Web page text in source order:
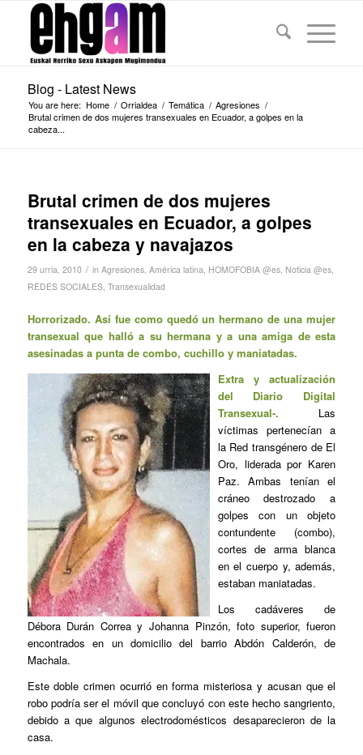
Blog - Latest News
You are here: Home / Orrialdea / Temática / Agresiones /
Brutal crimen de dos mujeres transexuales en Ecuador, a golpes en la
cabeza...
Brutal crimen de dos mujeres
transexuales en Ecuador, a golpes
en la cabeza y navajazos
29 urria, 2010 / in Agresiones, América latina, HOMOFOBIA @es, Noticia @es,
REDES SOCIALES, Transexualidad
Horrorizado. Así fue como quedó un hermano de una mujer
transexual que halló a su hermana y a una amiga de esta
asesinadas a punta de combo, cuchillo y maniatadas.
Extra y actualización
del Diario Digital
Transexual-. Las
víctimas pertenecían a
la Red transgénero de El
Oro, liderada por Karen
Paz. Ambas tenían el
cráneo destrozado a
golpes con un objeto
contundente (combo),
cortes de arma blanca
en el cuerpo y, además,
estaban maniatadas.
Los cadáveres de
Débora Durán Correa y Johanna Pinzón, foto superior, fueron
encontrados en un domicilio del barrio Abdón Calderón, de
Machala.
Este doble crimen ocurrió en forma misteriosa y acusan que el
robo podría ser el móvil que concluyó con este hecho sangriento,
debido a que algunos electrodomésticos desaparecieron de la
casa.